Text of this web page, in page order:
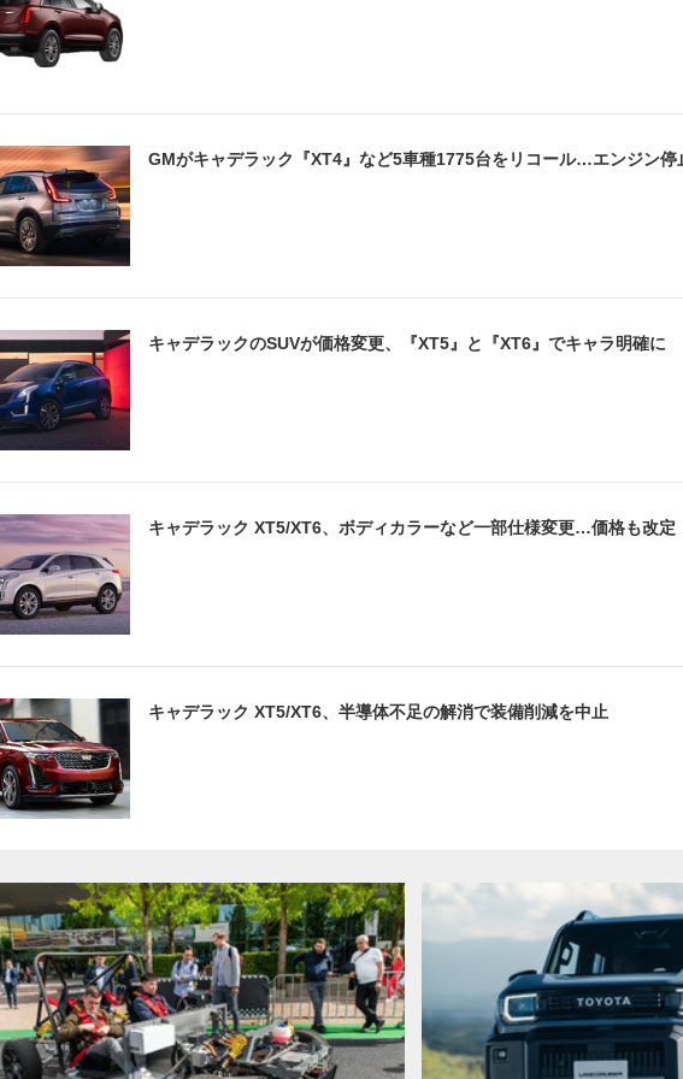
GMがキャデラック『XT4』など5車種1775台をリコール…エンジン停
キャデラックのSUVが価格変更、『XT5』と『XT6』でキャラ明確に
キャデラック XT5/XT6、ボディカラーなど一部仕様変更…価格も改定
キャデラック XT5/XT6、半導体不足の解消で装備削減を中止